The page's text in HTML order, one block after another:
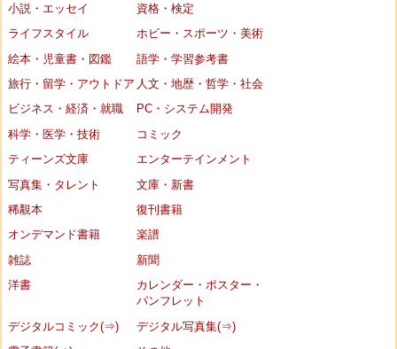
小説・エッセイ
資格・検定
ライフスタイル
ホビー・スポーツ・美術
絵本・児童書・図鑑
語学・学習参考書
旅行・留学・アウトドア 人文・地歴・哲学・社会
ビジネス・経済・就職
PC・システム開発
科学・医学・技術
コミック
ティーンズ文庫
エンターテインメント
写真集・タレント
文庫・新書
稀覯本
復刊書籍
オンデマンド書籍
楽譜
雑誌
新聞
洋書
カレンダー・ポスター・
パンフレット
デジタルコミック(⇒)
デジタル写真集(⇒)